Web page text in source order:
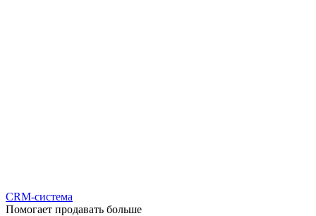
CRM-система
Помогает продавать больше